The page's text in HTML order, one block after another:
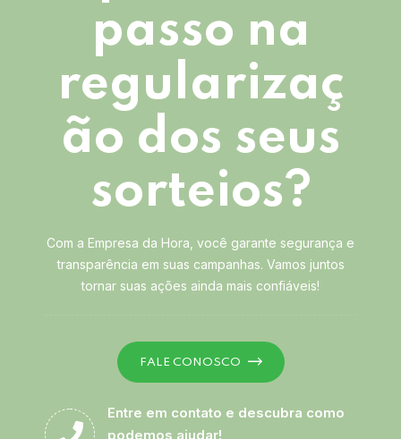
passo na
regularizaç
ão dos seus
sorteios?
Com a Empresa da Hora, você garante segurança e
transparência em suas campanhas. Vamos juntos
tornar suas ações ainda mais confiáveis!
FALE CONOSCO
Entre em contato e descubra como
podemos ajudar!